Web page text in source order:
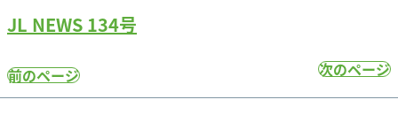
JL NEWS 134号
前のページ 次のページ